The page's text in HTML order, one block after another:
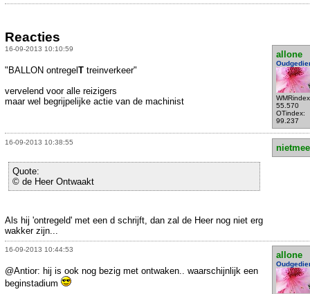
Reacties
16-09-2013 10:10:59
allone
55.570
OTindex:
99.237
"BALLON ontregelT treinverkeer"
vervelend voor alle reizigers
maar wel begrijpelijke actie van de machinist
16-09-2013 10:38:55
Quote:
© de Heer Ontwaakt
Als hij 'ontregeld' met een d schrijft, dan zal de Heer nog niet erg
wakker zijn...
16-09-2013 10:44:53
allone
@Antior: hij is ook nog bezig met ontwaken.. waarschijnlijk een
beginstadium